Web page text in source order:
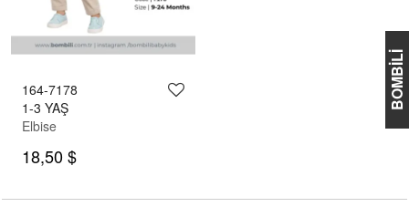
BOMBİLİ
164-7178
1-3 YAŞ
Elbise
18,50 $